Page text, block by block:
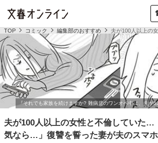
TOP コミック 編集部のおすすめ 夫が100人以上の
夫が100人以上の女性と不倫していた…
気なら…」復讐を誓った妻が夫のスマ